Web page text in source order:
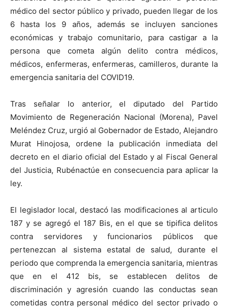
médico del sector público y privado, pueden llegar de los
6 hasta los 9 años, además se incluyen sanciones
económicas y trabajo comunitario, para castigar a la
persona que cometa algún delito contra médicos,
médicos, enfermeras, enfermeras, camilleros, durante la
emergencia sanitaria del COVID19.
Tras señalar lo anterior, el diputado del Partido
Movimiento de Regeneración Nacional (Morena), Pavel
Meléndez Cruz, urgió al Gobernador de Estado, Alejandro
Murat Hinojosa, ordene la publicación inmediata del
decreto en el diario oficial del Estado y al Fiscal General
del Justicia, Rubénactúe en consecuencia para aplicar la
ley.
El legislador local, destacó las modificaciones al articulo
187 y se agregó el 187 Bis, en el que se tipifica delitos
contra servidores y funcionarios públicos que
pertenezcan al sistema estatal de salud, durante el
periodo que comprenda la emergencia sanitaria, mientras
que en el 412 bis, se establecen delitos de
discriminación y agresión cuando las conductas sean
cometidas contra personal médico del sector privado o